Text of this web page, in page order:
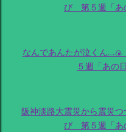
び 第５週「あ
なんであんたが泣くん
５週「あの
阪神淡路大震災から震災
び 第５週「あ